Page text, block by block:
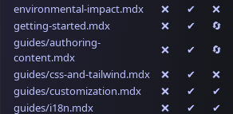
environmental-impact.mdx
❌ ✔ ❌
getting-started.mdx
❌ ✔ 🔄
guides/authoring-
content.mdx
❌ ✔ 🔄
guides/css-and-tailwind.mdx
❌ ✔ ❌
guides/customization.mdx
❌ ✔ ✔
guides/i18n.mdx
❌ ✔ ✔